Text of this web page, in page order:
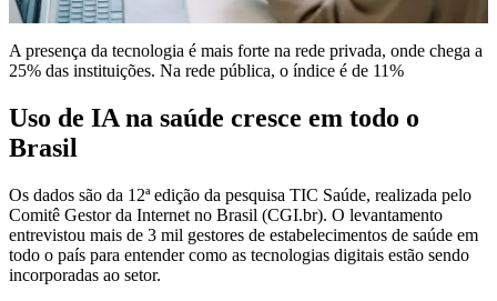
A presença da tecnologia é mais forte na rede privada, onde chega a
25% das instituições. Na rede pública, o índice é de 11%
Uso de IA na saúde cresce em todo o
Brasil
Os dados são da 12ª edição da pesquisa TIC Saúde, realizada pelo
Comitê Gestor da Internet no Brasil (CGI.br). O levantamento
entrevistou mais de 3 mil gestores de estabelecimentos de saúde em
todo o país para entender como as tecnologias digitais estão sendo
incorporadas ao setor.